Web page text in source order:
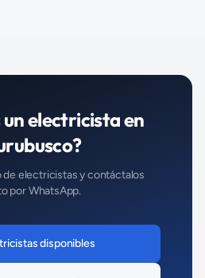
electricistaen
?
de electricistasy contáctalos
por WhatsApp.
disponibles